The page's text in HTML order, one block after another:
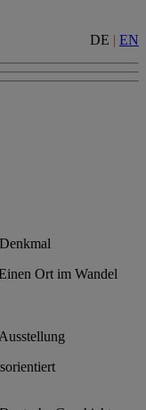
DE | EN
Ort im Wandel